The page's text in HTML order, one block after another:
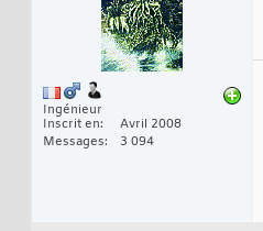
Ingénieur
Inscrit en
Avril 2008
Messages
3 094